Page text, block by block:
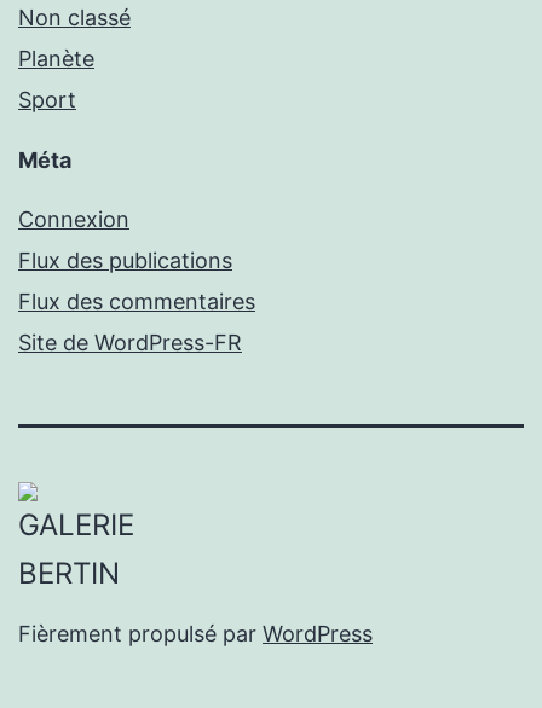
Non classé
Planète
Sport
Méta
Connexion
Flux des publications
Flux des commentaires
Site de WordPress-FR
Fièrement propulsé par WordPress